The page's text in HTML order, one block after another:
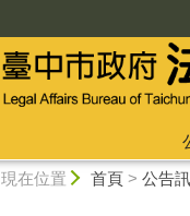
現在位置 首頁> 公告